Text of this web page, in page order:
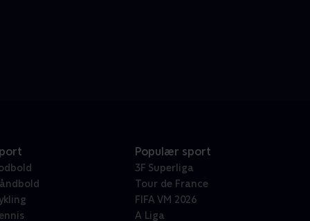
Populær sport
3F Superliga
Tour de France
FIFA VM 2026
A Liga